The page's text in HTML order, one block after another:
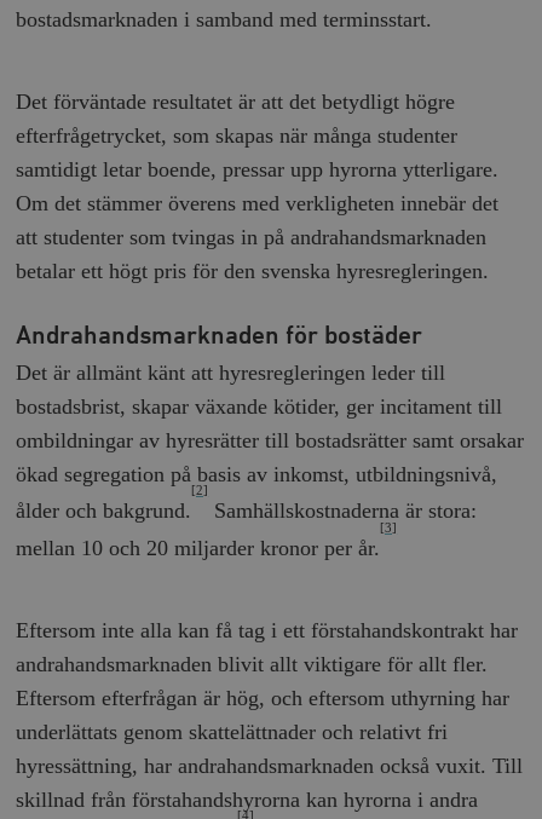
bostadsmarknaden i samband med terminsstart.
Det förväntade resultatet är att det betydligt högre
efterfrågetrycket, som skapas när många studenter
samtidigt letar boende, pressar upp hyrorna ytterligare.
Om det stämmer överens med verkligheten innebär det
att studenter som tvingas in på andrahandsmarknaden
betalar ett högt pris för den svenska hyresregleringen.
Andrahandsmarknaden för bostäder
Det är allmänt känt att hyresregleringen leder till
bostadsbrist, skapar växande kötider, ger incitament till
ombildningar av hyresrätter till bostadsrätter samt orsakar
ökad segregation på basis av inkomst, utbildningsnivå,
ålder och bakgrund.
[2]
Samhällskostnaderna är stora:
mellan 10 och 20 miljarder kronor per år.
[3]
Eftersom inte alla kan få tag i ett förstahandskontrakt har
andrahandsmarknaden blivit allt viktigare för allt fler.
Eftersom efterfrågan är hög, och eftersom uthyrning har
underlättats genom skattelättnader och relativt fri
hyressättning, har andrahandsmarknaden också vuxit. Till
skillnad från förstahandshyrorna kan hyrorna i andra
[4]